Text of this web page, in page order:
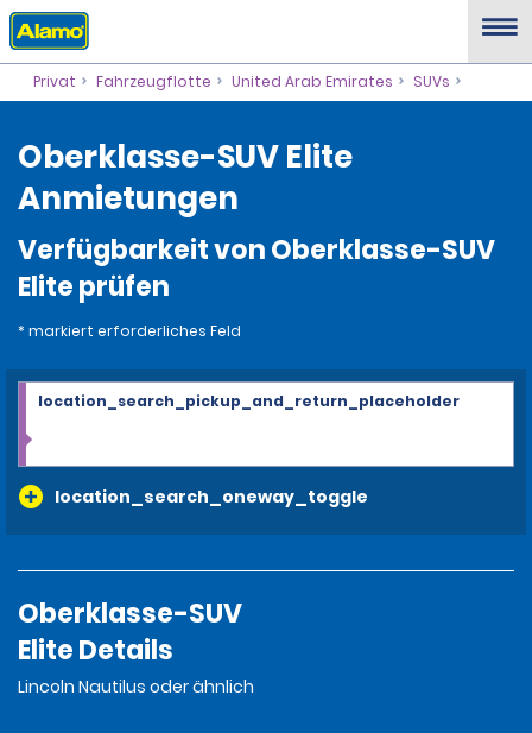
Privat Fahrzeugflotte United Arab Emirates SUVs
Oberklasse-SUV Elite
Anmietungen
Verfügbarkeit von Oberklasse-SUV
Elite prüfen
* markiert erforderliches Feld
location_search_oneway_toggle
location_search_pickup_and_return_placeholder
Oberklasse-SUV
Elite Details
Lincoln Nautilus oder ähnlich